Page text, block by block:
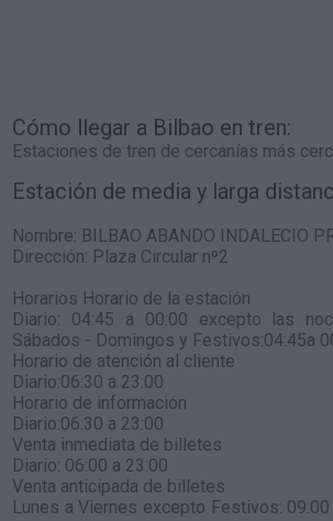
Cómo llegar a Bilbao en tren:
Estaciones de tren de cercanías más
Estación de media y larga
Nombre: BILBAO ABANDO INDALECIO
Dirección: Plaza Circular nº2
Horarios Horario de la estación
Diario: 04:45 a 00:00 excepto las
Sábados - Domingos y Festivos:04:45a
Horario de atención al cliente
Diario:06:30 a 23:00
Horario de información
Diario:06:30 a 23:00
Venta inmediata de billetes
Diario: 06:00 a 23:00
Venta anticipada de billetes
Lunes a Viernes excepto Festivos: